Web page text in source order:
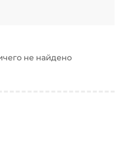
не найдено